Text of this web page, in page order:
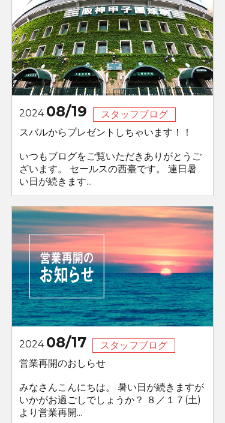
2024 08/19
スタッフブログ
スバルからプレゼントしちゃいます！！
いつもブログをご覧いただきありがとうご
ざいます。 セールスの西臺です。 連日暑
い日が続きます...
2024 08/17
スタッフブログ
営業再開のおしらせ
みなさんこんにちは。 暑い日が続きますが
いかがお過ごしでしょうか？ ８／１７(土)
より営業再開...